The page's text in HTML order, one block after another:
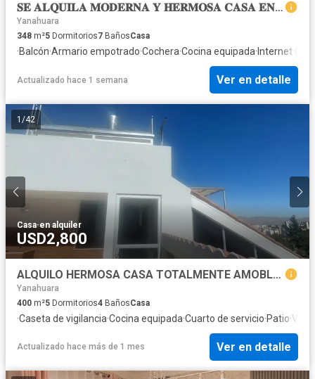
𝐒𝐄 𝐀𝐋𝐐𝐔𝐈𝐋𝐀 𝐌𝐎𝐃𝐄𝐑𝐍𝐀 𝐘 𝐇𝐄𝐑𝐌𝐎𝐒𝐀 𝐂𝐀𝐒𝐀 𝐄𝐍 𝐑𝐄𝐒𝐈𝐃𝐄𝐍𝐂𝐈𝐀𝐋 𝐄𝐗𝐂𝐋𝐔𝐒𝐈𝐕𝐀 𝐃𝐄 𝐂𝐀𝐘𝐌𝐀
Yanahuara
348 m²5 Dormitorios7 BañosCasa
·Balcón·Armario empotrado·Cochera·Cocina equipada· Internet·
Actualizado hace 1 semana Ver en detalle
1 /42
Casa·en alquiler
USD2,800
ALQUILO HERMOSA CASA TOTALMENTE AMOBLADA EN URB PRIVADA EN CAYMA
Yanahuara
400 m²5 Dormitorios4 BañosCasa
·Caseta de vigilancia·Cocina equipada·Cuarto de servicio·Patio·
Actualizado hace más de 1 mes Ver en detalle